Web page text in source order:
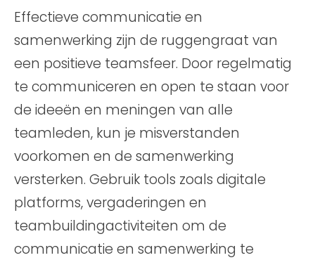
Effectieve communicatie en
samenwerking zijn de ruggengraat van
een positieve teamsfeer. Door regelmatig
te communiceren en open te staan voor
de ideeën en meningen van alle
teamleden, kun je misverstanden
voorkomen en de samenwerking
versterken. Gebruik tools zoals digitale
platforms, vergaderingen en
teambuildingactiviteiten om de
communicatie en samenwerking te